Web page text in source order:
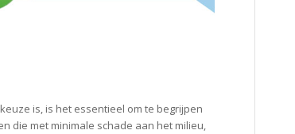
is, is het essentieel om te begrijpen
die met minimale schade aan het milieu,